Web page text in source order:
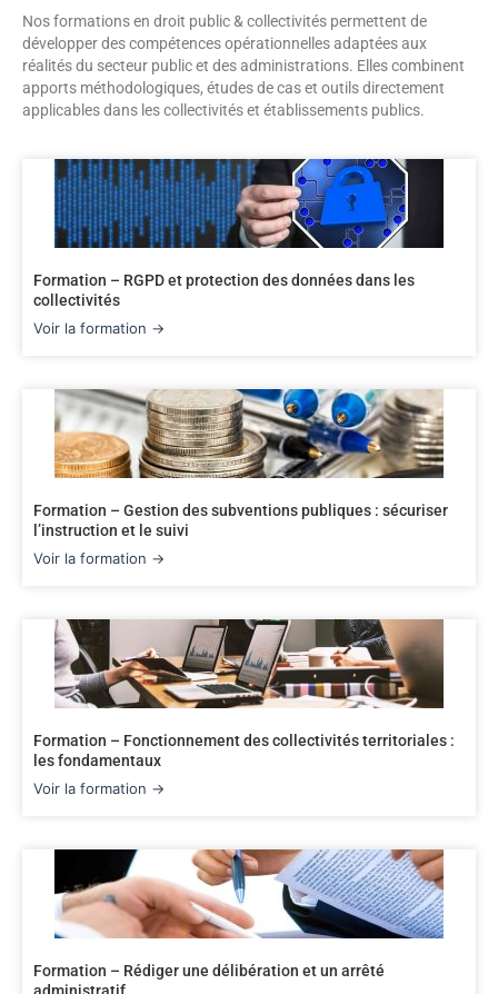
Nos formations en droit public & collectivités permettent de
développer des compétences opérationnelles adaptées aux
réalités du secteur public et des administrations. Elles combinent
apports méthodologiques, études de cas et outils directement
applicables dans les collectivités et établissements publics.
Formation – RGPD et protection des données dans les
collectivités
Voir la formation →
Formation – Gestion des subventions publiques : sécuriser
l’instruction et le suivi
Voir la formation →
Formation – Fonctionnement des collectivités territoriales :
les fondamentaux
Voir la formation →
Formation – Rédiger une délibération et un arrêté